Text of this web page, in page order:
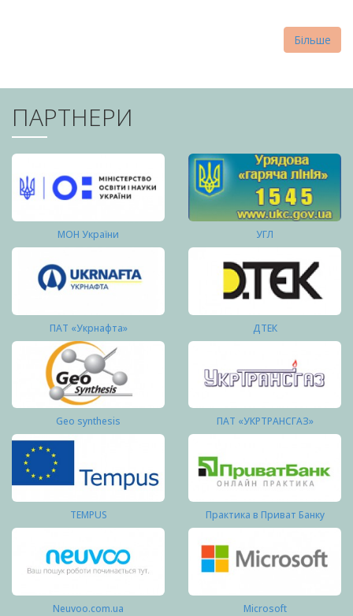
Більше
ПАРТНЕРИ
МОН України УГЛ
ПАТ «Укрнафта» ДТЕК
Geo synthesis ПАТ «УКРТРАНСГАЗ»
TEMPUS Практика в Приват Банку
Neuvoo.com.ua Microsoft